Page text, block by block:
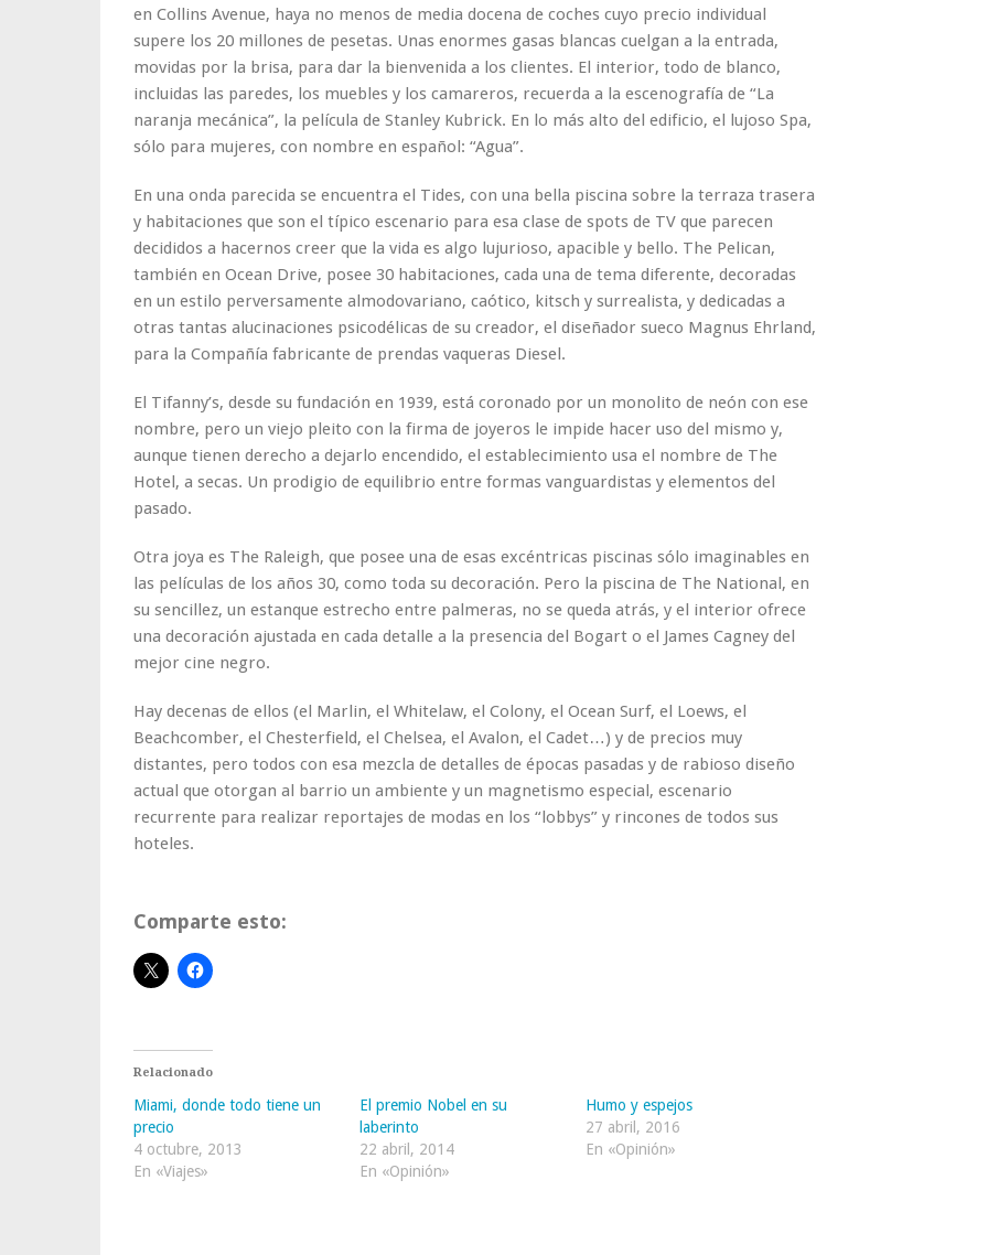
en Collins Avenue, haya no menos de media docena de coches cuyo precio individual
supere los 20 millones de pesetas. Unas enormes gasas blancas cuelgan a la entrada,
movidas por la brisa, para dar la bienvenida a los clientes. El interior, todo de blanco,
incluidas las paredes, los muebles y los camareros, recuerda a la escenografía de “La
naranja mecánica”, la película de Stanley Kubrick. En lo más alto del edificio, el lujoso Spa,
sólo para mujeres, con nombre en español: “Agua”.
En una onda parecida se encuentra el Tides, con una bella piscina sobre la terraza trasera
y habitaciones que son el típico escenario para esa clase de spots de TV que parecen
decididos a hacernos creer que la vida es algo lujurioso, apacible y bello. The Pelican,
también en Ocean Drive, posee 30 habitaciones, cada una de tema diferente, decoradas
en un estilo perversamente almodovariano, caótico, kitsch y surrealista, y dedicadas a
otras tantas alucinaciones psicodélicas de su creador, el diseñador sueco Magnus Ehrland,
para la Compañía fabricante de prendas vaqueras Diesel.
El Tifanny’s, desde su fundación en 1939, está coronado por un monolito de neón con ese
nombre, pero un viejo pleito con la firma de joyeros le impide hacer uso del mismo y,
aunque tienen derecho a dejarlo encendido, el establecimiento usa el nombre de The
Hotel, a secas. Un prodigio de equilibrio entre formas vanguardistas y elementos del
pasado.
Otra joya es The Raleigh, que posee una de esas excéntricas piscinas sólo imaginables en
las películas de los años 30, como toda su decoración. Pero la piscina de The National, en
su sencillez, un estanque estrecho entre palmeras, no se queda atrás, y el interior ofrece
una decoración ajustada en cada detalle a la presencia del Bogart o el James Cagney del
mejor cine negro.
Hay decenas de ellos (el Marlin, el Whitelaw, el Colony, el Ocean Surf, el Loews, el
Beachcomber, el Chesterfield, el Chelsea, el Avalon, el Cadet…) y de precios muy
distantes, pero todos con esa mezcla de detalles de épocas pasadas y de rabioso diseño
actual que otorgan al barrio un ambiente y un magnetismo especial, escenario
recurrente para realizar reportajes de modas en los “lobbys” y rincones de todos sus
hoteles.
Comparte esto:
Relacionado
Miami, donde todo tiene un
precio
4 octubre, 2013
En «Viajes»
El premio Nobel en su
laberinto
22 abril, 2014
En «Opinión»
Humo y espejos
27 abril, 2016
En «Opinión»